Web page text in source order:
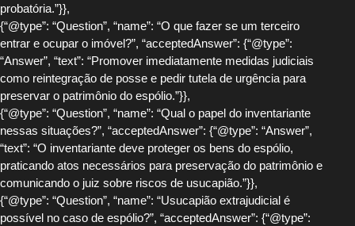
probatória.”}},
{“@type”: “Question”, “name”: “O que fazer se um terceiro
entrar e ocupar o imóvel?”, “acceptedAnswer”: {“@type”:
“Answer”, “text”: “Promover imediatamente medidas judiciais
como reintegração de posse e pedir tutela de urgência para
preservar o patrimônio do espólio.”}},
{“@type”: “Question”, “name”: “Qual o papel do inventariante
nessas situações?”, “acceptedAnswer”: {“@type”: “Answer”,
“text”: “O inventariante deve proteger os bens do espólio,
praticando atos necessários para preservação do patrimônio e
comunicando o juiz sobre riscos de usucapião.”}},
{“@type”: “Question”, “name”: “Usucapião extrajudicial é
possível no caso de espólio?”, “acceptedAnswer”: {“@type”: